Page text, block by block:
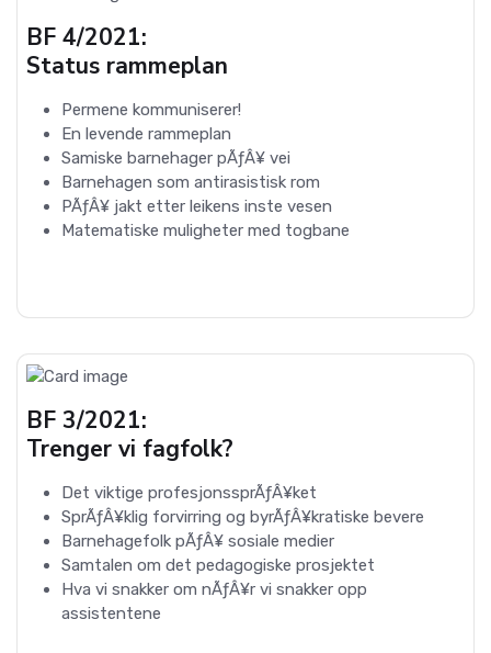
BF 4/2021:
Status rammeplan
Permene kommuniserer!
En levende rammeplan
Samiske barnehager pÃƒÂ¥ vei
Barnehagen som antirasistisk rom
PÃƒÂ¥ jakt etter leikens inste vesen
Matematiske muligheter med togbane
BF 3/2021:
Trenger vi fagfolk?
Det viktige profesjonssprÃƒÂ¥ket
SprÃƒÂ¥klig forvirring og byrÃƒÂ¥kratiske bevere
Barnehagefolk pÃƒÂ¥ sosiale medier
Samtalen om det pedagogiske prosjektet
Hva vi snakker om nÃƒÂ¥r vi snakker opp
assistentene